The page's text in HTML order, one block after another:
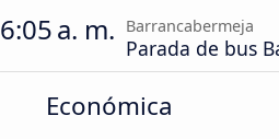
6:05 a. m. Barrancabermeja
Parada de bus
Económica